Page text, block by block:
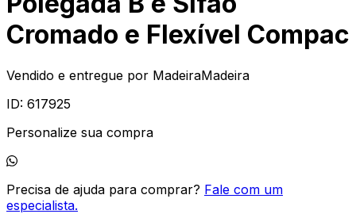
Cromado e Flexível Compac
Vendido e entregue por MadeiraMadeira
ID: 617925
Personalize sua compra
Precisa de ajuda para comprar? Fale com um
especialista.